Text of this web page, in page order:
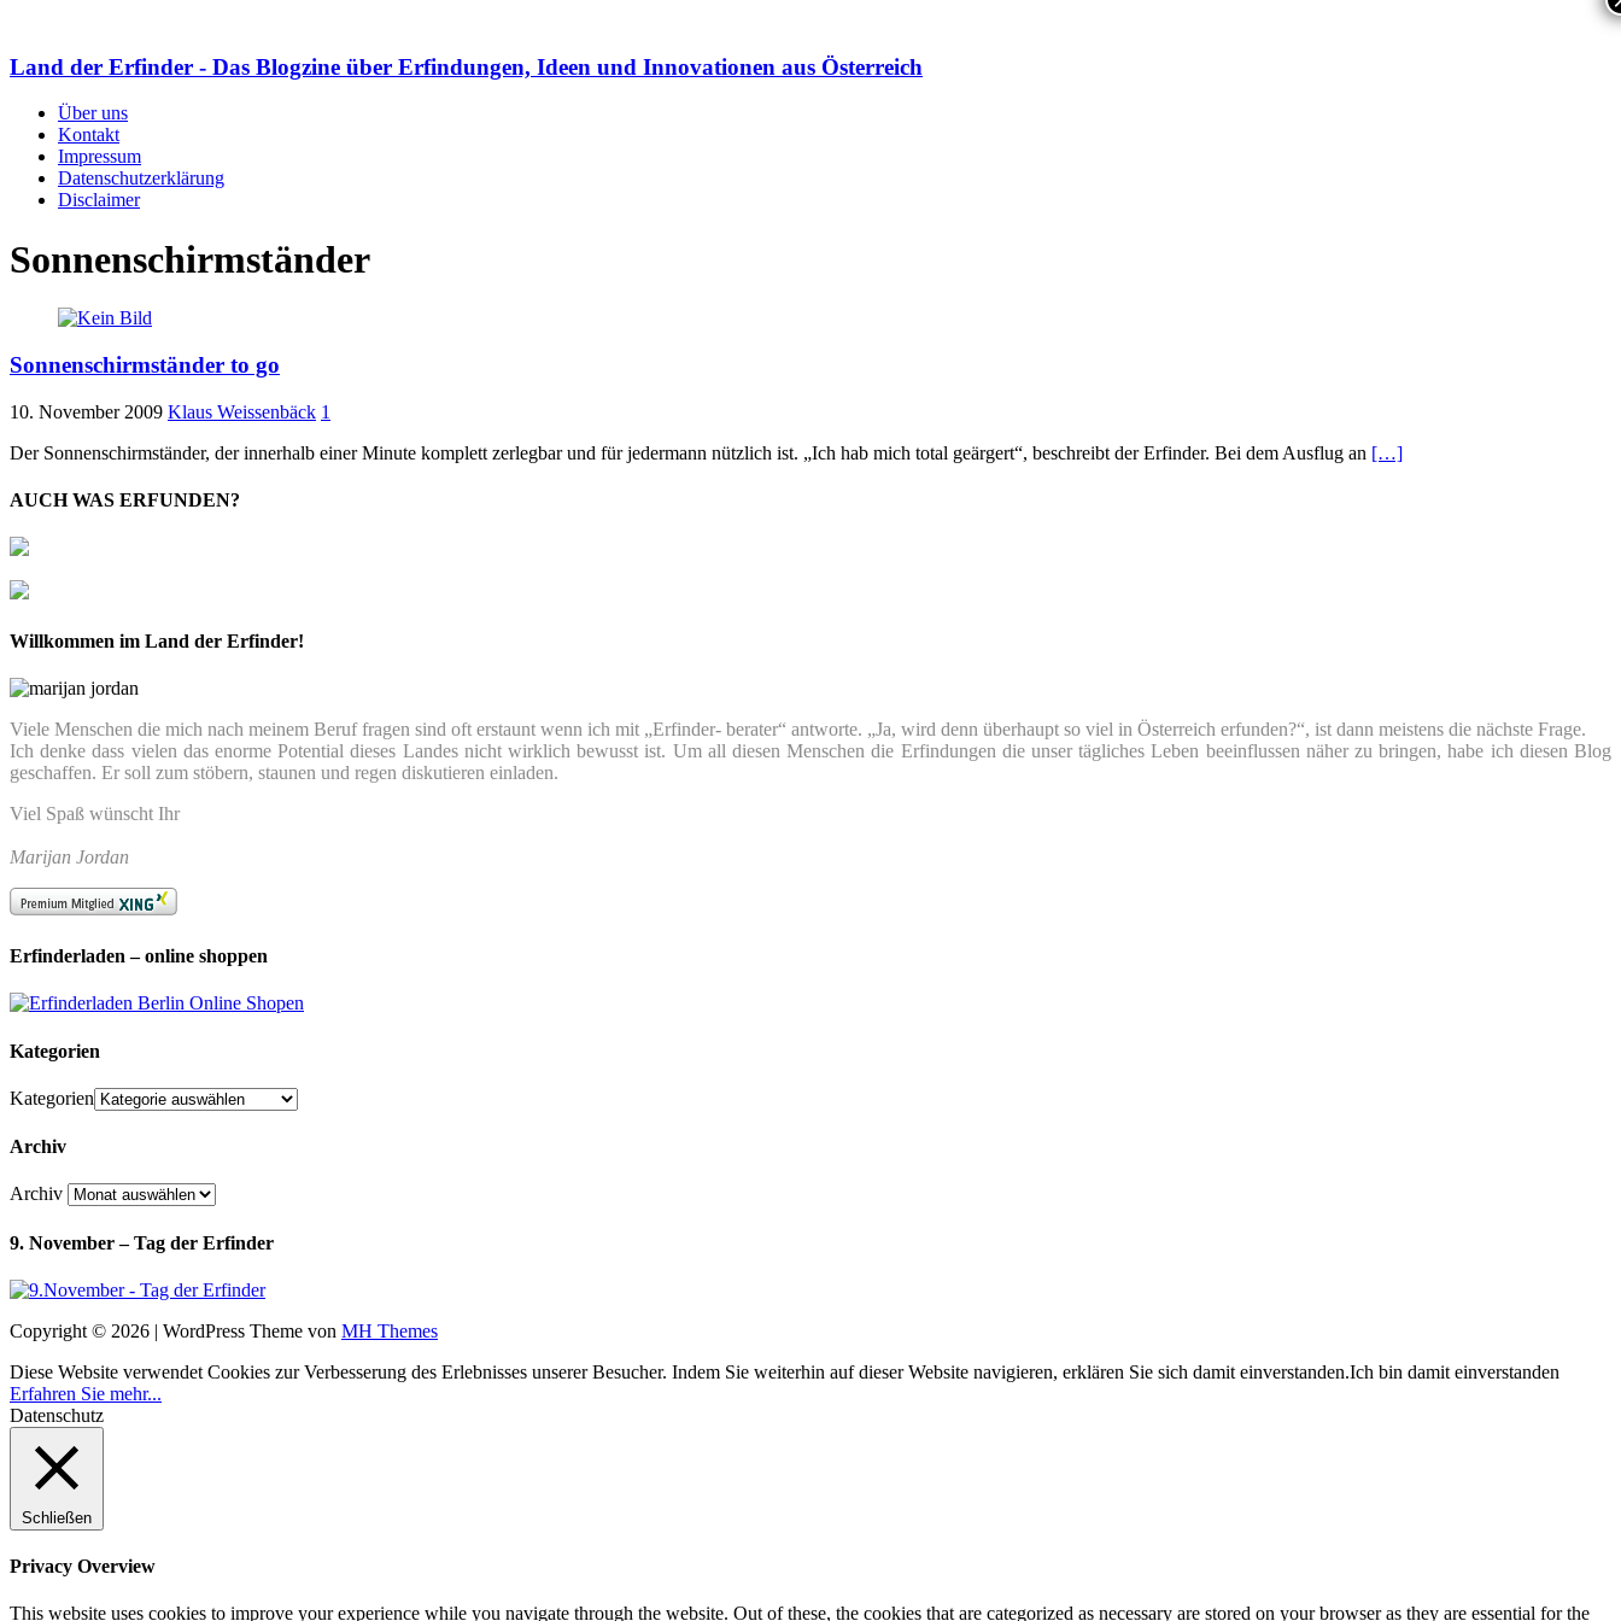
Land der Erfinder - Das Blogzine über Erfindungen, Ideen und Innovationen aus Österreich
Über uns
Kontakt
Impressum
Datenschutzerklärung
Disclaimer
Sonnenschirmständer
Sonnenschirmständer to go
10. November 2009 Klaus Weissenbäck 1
Der Sonnenschirmständer, der innerhalb einer Minute komplett zerlegbar und für jedermann nützlich ist. „Ich hab mich total geärgert“, beschreibt der Erfinder. Bei dem Ausflug an […]
AUCH WAS ERFUNDEN?
Willkommen im Land der Erfinder!
Viele Menschen die mich nach meinem Beruf fragen sind oft erstaunt wenn ich mit „Erfinder- berater“ antworte. „Ja, wird denn überhaupt so viel in Österreich erfunden?“, ist dann meistens die nächste Frage.
Ich denke dass vielen das enorme Potential dieses Landes nicht wirklich bewusst ist. Um all diesen Menschen die Erfindungen die unser tägliches Leben beeinflussen näher zu bringen, habe ich diesen Blog
geschaffen. Er soll zum stöbern, staunen und regen diskutieren einladen.
Viel Spaß wünscht Ihr
Marijan Jordan
Erfinderladen – online shoppen
Kategorien
Kategorien
Archiv
Archiv
9. November – Tag der Erfinder
Copyright © 2026 | WordPress Theme von MH Themes
Diese Website verwendet Cookies zur Verbesserung des Erlebnisses unserer Besucher. Indem Sie weiterhin auf dieser Website navigieren, erklären Sie sich damit einverstanden.Ich bin damit einverstanden
Erfahren Sie mehr...
Datenschutz
Schließen
Privacy Overview
This website uses cookies to improve your experience while you navigate through the website. Out of these, the cookies that are categorized as necessary are stored on your browser as they are essential for the